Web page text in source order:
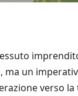
un
verso